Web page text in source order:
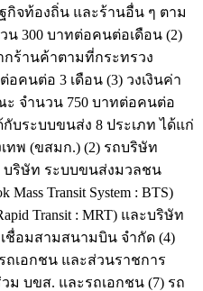
กิจท้องถิ่น และร้านอื่น ๆ ตาม
300 บาทต่อคนต่อเดือน (2)
ร้านค้าตามที่กระทรวง
คนต่อ 3 เดือน (3) วงเงินค่า
จำนวน 750 บาทต่อคนต่อ
บระบบขนส่ง 8 ประเภท ได้แก่
ทพ (ขสมก.) (2) รถบริษัท
บริษัท ระบบขนส่งมวลชน
Transit System : BTS)
Transit : MRT) และบริษัท
ชื่อมสามสนามบิน จำกัด (4)
ถเอกชน และส่วนราชการ
ม บขส. และรถเอกชน (7) รถ